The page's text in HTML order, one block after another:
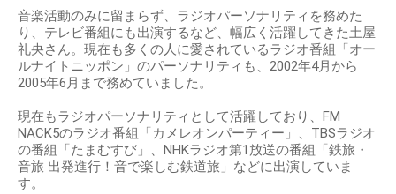
音楽活動のみに留まらず、ラジオパーソナリティを務めた
り、テレビ番組にも出演するなど、幅広く活躍してきた土屋
礼央さん。現在も多くの人に愛されているラジオ番組「オー
ルナイトニッポン」のパーソナリティも、2002年4月から
2005年6月まで務めていました。
現在もラジオパーソナリティとして活躍しており、FM
NACK5のラジオ番組「カメレオンパーティー」、TBSラジオ
の番組「たまむすび」、NHKラジオ第1放送の番組「鉄旅・
音旅 出発進行！音で楽しむ鉄道旅」などに出演していま
す。